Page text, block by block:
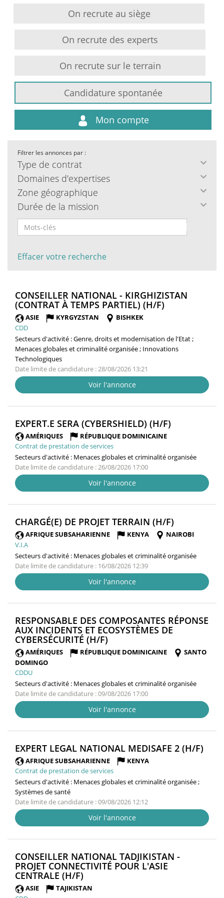
On recrute au siège
On recrute des experts
On recrute sur le terrain
Candidature spontanée
Mon compte
Filtrer les annonces par :
Type de contrat
Domaines d'expertises
Zone géographique
Durée de la mission
Effacer votre recherche
CONSEILLER NATIONAL - KIRGHIZISTAN
(CONTRAT À TEMPS PARTIEL) (H/F)
ASIE KYRGYZSTAN
BISHKEK
CDD
Secteurs d'activité :Genre, droits et modernisation de l'Etat ;
Menaces globales et criminalité organisée ; Innovations
Technologiques
Date limite de candidature : 28/08/2026 13:21
Voir l'annonce
EXPERT.E SERA (CYBERSHIELD) (H/F)
AMÉRIQUES
RÉPUBLIQUE DOMINICAINE
Contrat de prestation de services
Secteurs d'activité : Menaces globales et criminalité organisée
Date limite de candidature : 26/08/2026 17:00
Voir l'annonce
CHARGÉ(E) DE PROJET TERRAIN (H/F)
FENÊTRE)
AFRIQUE SUBSAHARIENNE KENYA
NAIROBI
V.I.A
Secteurs d'activité : Menaces globales et criminalité organisée
Date limite de candidature : 16/08/2026 12:39
Voir l'annonce
RESPONSABLE DES COMPOSANTES RÉPONSE
AUX INCIDENTS ET ECOSYSTÈMES DE
CYBERSÉCURITÉ (H/F)
FENÊTRE)
AMÉRIQUES RÉPUBLIQUE DOMINICAINE
SANTO
DOMINGO
CDDU
Secteurs d'activité : Menaces globales et criminalité organisée
Date limite de candidature : 09/08/2026 17:00
Voir l'annonce
EXPERT LEGAL NATIONAL MEDISAFE 2 (H/F)
AFRIQUE SUBSAHARIENNE
KENYA
Contrat de prestation de services
Secteurs d'activité : Menaces globales et criminalité organisée ;
Systèmes de santé
Date limite de candidature : 09/08/2026 12:12
Voir l'annonce
CONSEILLER NATIONAL TADJIKISTAN -
PROJET CONNECTIVITÉ POUR L'ASIE
CENTRALE (H/F)
FENÊTRE)
ASIE
TAJIKISTAN